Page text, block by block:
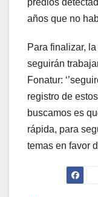
años que no
Para finalizar,
seguirán
Fonatur:
registro de
buscamos es
rápida, para
temas en favor